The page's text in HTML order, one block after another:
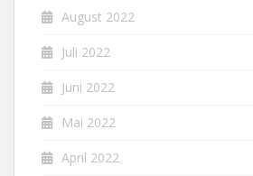
August 2022
Juli 2022
Juni 2022
Mai 2022
April 2022